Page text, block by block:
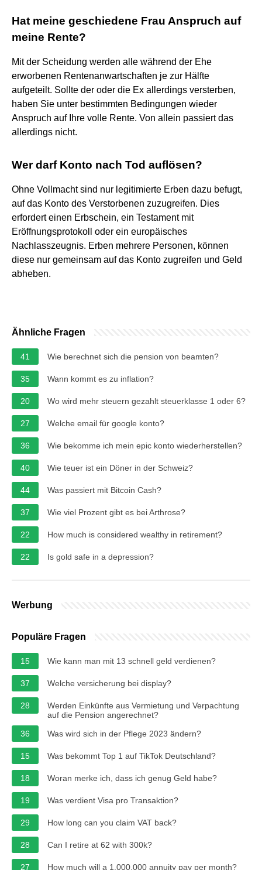
Hat meine geschiedene Frau Anspruch auf
meine Rente?
Mit der Scheidung werden alle während der Ehe
erworbenen Rentenanwartschaften je zur Hälfte
aufgeteilt. Sollte der oder die Ex allerdings versterben,
haben Sie unter bestimmten Bedingungen wieder
Anspruch auf Ihre volle Rente. Von allein passiert das
allerdings nicht.
Wer darf Konto nach Tod auflösen?
Ohne Vollmacht sind nur legitimierte Erben dazu befugt,
auf das Konto des Verstorbenen zuzugreifen. Dies
erfordert einen Erbschein, ein Testament mit
Eröffnungsprotokoll oder ein europäisches
Nachlasszeugnis. Erben mehrere Personen, können
diese nur gemeinsam auf das Konto zugreifen und Geld
abheben.
Ähnliche Fragen
41 Wie berechnet sich die pension von beamten?
35 Wann kommt es zu inflation?
20 Wo wird mehr steuern gezahlt steuerklasse 1 oder 6?
27 Welche email für google konto?
36 Wie bekomme ich mein epic konto wiederherstellen?
40 Wie teuer ist ein Döner in der Schweiz?
44 Was passiert mit Bitcoin Cash?
37 Wie viel Prozent gibt es bei Arthrose?
22 How much is considered wealthy in retirement?
22 Is gold safe in a depression?
Werbung
Populäre Fragen
15 Wie kann man mit 13 schnell geld verdienen?
37 Welche versicherung bei display?
28
Werden Einkünfte aus Vermietung und Verpachtung
auf die Pension angerechnet?
36
Was wird sich in der Pflege 2023 ändern?
15 Was bekommt Top 1 auf TikTok Deutschland?
18 Woran merke ich, dass ich genug Geld habe?
19 Was verdient Visa pro Transaktion?
29 How long can you claim VAT back?
28 Can I retire at 62 with 300k?
27 How much will a 1,000,000 annuity pay per month?